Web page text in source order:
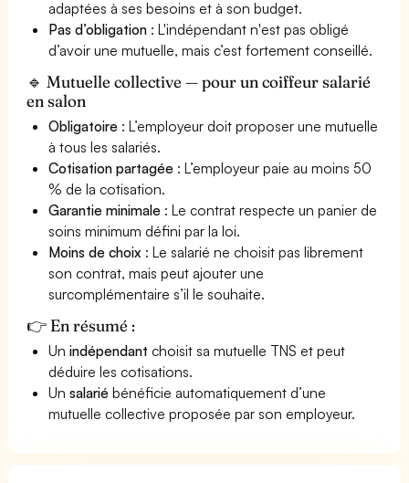
adaptées à ses besoins et à son budget.
Pas d’obligation : L'indépendant n'est pas obligé
d’avoir une mutuelle, mais c’est fortement conseillé.
🔹 Mutuelle collective — pour un coiffeur salarié
en salon
Obligatoire : L’employeur doit proposer une mutuelle
à tous les salariés.
Cotisation partagée : L’employeur paie au moins 50
% de la cotisation.
Garantie minimale : Le contrat respecte un panier de
soins minimum défini par la loi.
Moins de choix : Le salarié ne choisit pas librement
son contrat, mais peut ajouter une
surcomplémentaire s’il le souhaite.
👉 En résumé :
Unindépendant choisit sa mutuelle TNS et peut
déduire les cotisations.
Unsalarié bénéficie automatiquement d’une
mutuelle collective proposée par son employeur.